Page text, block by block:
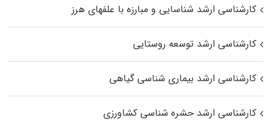
کارشناسی ارشد شناسایی و مبارزه با علفهای هرز
کارشناسی ارشد توسعه روستایی
کارشناسی ارشد بیماری‌ شناسی گیاهی
کارشناسی ارشد حشره‌ شناسی کشاورزی